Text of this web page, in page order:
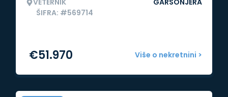
VETERNIK
ŠIFRA: #569714
GARSONJERA
Više o nekretnini >
€51.970